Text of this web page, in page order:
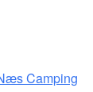
Camping